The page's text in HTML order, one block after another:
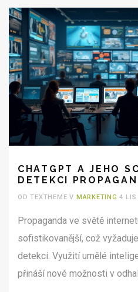
CHATGPT A JEHO
DETEKCI
OD TEXTHEME V MARKETING 4 LIS
Propaganda ve světě
sofistikovanější, což
detekci. Využití umělé
přináší nové možnosti v